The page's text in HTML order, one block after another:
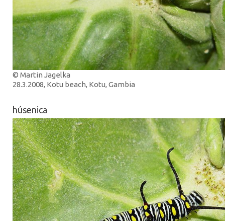
© Martin Jagelka
28.3.2008, Kotu beach, Kotu, Gambia
húsenica